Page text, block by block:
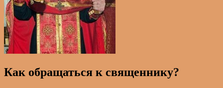
Как обращаться к священнику?